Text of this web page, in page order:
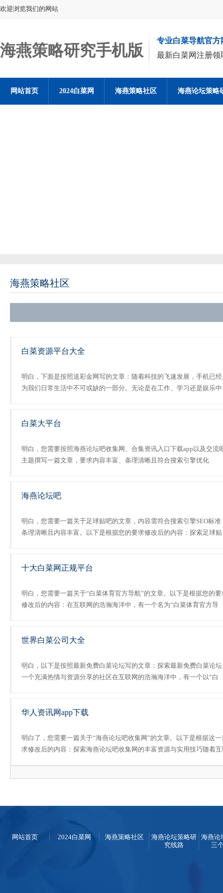
欢迎浏览我们的网站
海燕策略研究手机版
专业白菜导航官方
最新白菜网注册领
网站首页 2024白菜网 海燕策略社区 海燕论坛策略
海燕策略社区
白菜资源平台大全
明白，下面是按照送彩金网写的文章：随着科技的飞速发展，手机已
为我们日常生活中不可或缺的一部分。无论是在工作、学习还是娱乐
白菜大平台
明白，您需要按照海燕论坛吧收集网、合集资讯入口下载app以及交流
主题撰写一篇文章，要求内容丰富、条理清晰且符合搜索引擎优化
海燕论坛吧
明白，您需要一篇关于足球贴吧的文章，内容需符合搜索引擎SEO标准
条理清晰且内容丰富。以下是根据您的要求修改后的内容：探索足球贴
十大白菜网正规平台
明白，您需要一篇关于“白菜体育官方导航”的文章。以下是根据您的要
修改后的内容：在互联网的浩瀚海洋中，有一个名为“白菜体育官方导
世界白菜公司大全
明白，以下是按照最新免费白菜论坛写的文章：探索最新免费白菜论
一个充满热情与资源分享的社区在互联网的浩瀚海洋中，有一个以“白
华人资讯网app下载
明白了，您需要一篇关于“海燕论坛吧收集网”的文章。以下是根据这一
求修改后的内容：探索海燕论坛吧收集网的丰富资源与实用技巧随着
网站首页 2024白菜网 海燕策略社区
海燕论坛策略研
究线路
海燕论
三